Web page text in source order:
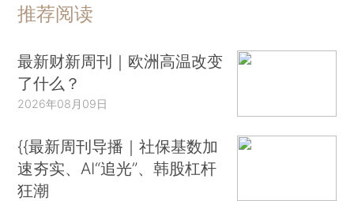
推荐阅读
最新财新周刊｜欧洲高温改变
了什么？
2026年08月09日
{{最新周刊导播｜社保基数加
速夯实、AI“追光”、韩股杠杆
狂潮